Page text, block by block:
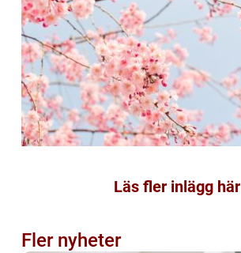
Läs fler inlägg här
Fler nyheter